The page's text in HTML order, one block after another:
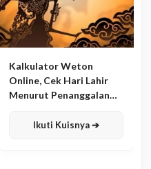
Kalkulator Weton
Online, Cek Hari Lahir
Menurut Penanggalan
Ikuti Kuisnya ➔